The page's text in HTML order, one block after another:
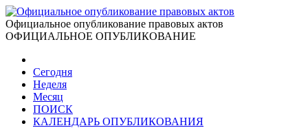
Официальное опубликование правовых актов
ОФИЦИАЛЬНОЕ ОПУБЛИКОВАНИЕ
Сегодня
Неделя
Месяц
ПОИСК
КАЛЕНДАРЬ ОПУБЛИКОВАНИЯ